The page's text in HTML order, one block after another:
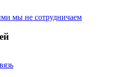
мы не сотрудничаем